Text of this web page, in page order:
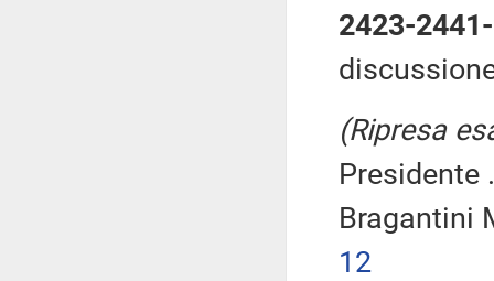
2423-
(Ripresa
Presidente
Bragantini
12